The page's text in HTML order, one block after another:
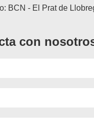
BCN - El Prat de
con